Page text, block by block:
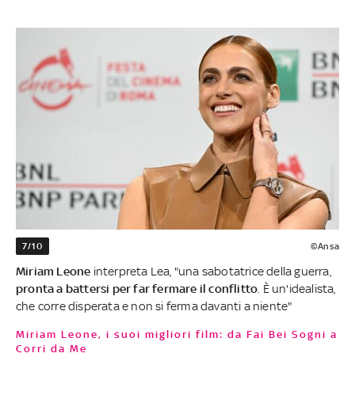
7/10 ©Ansa
Miriam Leone interpreta Lea, "una sabotatrice della guerra,
pronta a battersi per far fermare il conflitto . È un'idealista,
che corre disperata e non si ferma davanti a niente"
Miriam Leone, i suoi migliori film: da Fai Bei Sogni a
Corri da Me